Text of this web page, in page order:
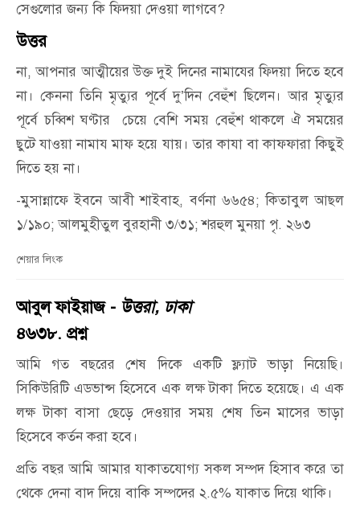
সেগুলোর জন্য কি ফিদয়া দেওয়া লাগবে?
উত্তর
না, আপনার আত্মীয়ের উক্ত দুই দিনের নামাযের ফিদয়া দিতে হবে
না। কেননা তিনি মৃত্যুর পূর্বে দু’দিন বেহুঁশ ছিলেন। আর মৃত্যুর
পূর্বে চব্বিশ ঘণ্টার চেয়ে বেশি সময় বেহুঁশ থাকলে ঐ সময়ের
ছুটে যাওয়া নামায মাফ হয়ে যায়। তার কাযা বা কাফফারা কিছুই
দিতে হয় না।
-মুসান্নাফে ইবনে আবী শাইবাহ, বর্ণনা ৬৬৫৪; কিতাবুল আছল
১/১৯০; আলমুহীতুল বুরহানী ৩/৩১; শরহুল মুনয়া পৃ. ২৬৩
শেয়ার লিংক
আবুল ফাইয়াজ - উত্তরা, ঢাকা
৪৬৩৮. প্রশ্ন
আমি গত বছরের শেষ দিকে একটি ফ্ল্যাট ভাড়া নিয়েছি।
সিকিউরিটি এডভান্স হিসেবে এক লক্ষ টাকা দিতে হয়েছে। এ এক
লক্ষ টাকা বাসা ছেড়ে দেওয়ার সময় শেষ তিন মাসের ভাড়া
হিসেবে কর্তন করা হবে।
প্রতি বছর আমি আমার যাকাতযোগ্য সকল সম্পদ হিসাব করে তা
থেকে দেনা বাদ দিয়ে বাকি সম্পদের ২.৫% যাকাত দিয়ে থাকি।